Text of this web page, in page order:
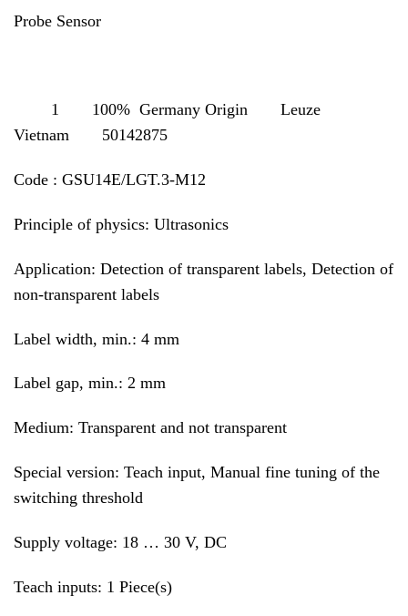
Probe Sensor
1 100% Germany Origin Leuze
Vietnam 50142875
Code : GSU14E/LGT.3-M12
Principle of physics: Ultrasonics
Application: Detection of transparent labels, Detection of
non-transparent labels
Label width, min.: 4 mm
Label gap, min.: 2 mm
Medium: Transparent and not transparent
Special version: Teach input, Manual fine tuning of the
switching threshold
Supply voltage: 18 … 30 V, DC
Teach inputs: 1 Piece(s)